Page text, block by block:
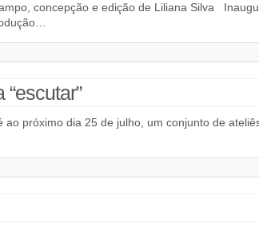
concepção e edição de Liliana Silva
próximo dia 25 de julho, um conjunto de